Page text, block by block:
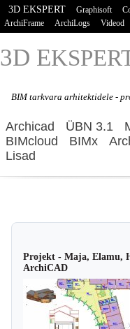
3D EKSPERT Graphisoft
ArchiFrame
ArchiLogs Videod
3D E
BIM tarkvara arhitektidele -
Archicad ÜBN 3.1
BIMcloud
BIMx
Lisad
Projekt - Maja, Elamu,
ArchiCAD